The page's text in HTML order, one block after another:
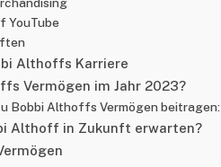
YouTube
Althoffs Karriere
Vermögen im Jahr 2023?
Bobbi Althoffs Vermögen beitragen:
Althoff in Zukunft erwarten?